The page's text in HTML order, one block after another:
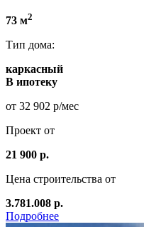
73 м2
Тип дома:
каркасный
В ипотеку
от 32 902 р/мес
Проект от
21 900 р.
Цена строительства от
3.781.008 р.
Подробнее